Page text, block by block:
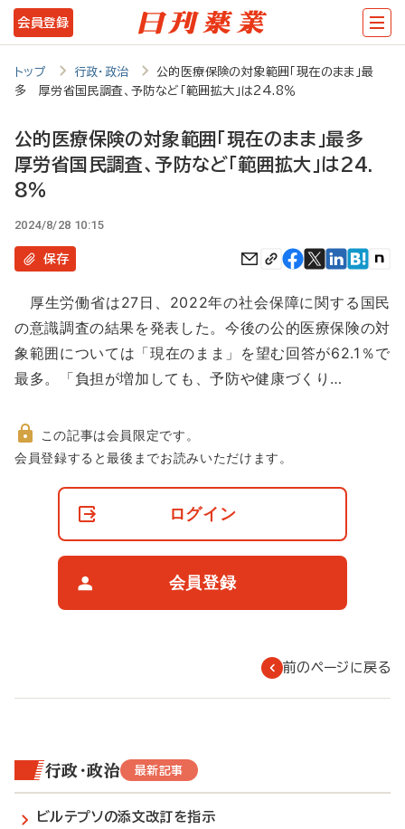
メ
イ
に
移
会員登録
トップ 行政・政治
公的医療保険の対象範囲「現在のまま」最
多 厚労省国民調査、予防など「範囲拡大」は24.8％
公的医療保険の対象範囲「現在のまま」最多
厚労省国民調査、予防など「範囲拡大」は24.
8％
2024/8/28 10:15
保存
厚生労働省は27日、2022年の社会保障に関する国民
の意識調査の結果を発表した。今後の公的医療保険の対
象範囲については「現在のまま」を望む回答が62.1％で
最多。「負担が増加しても、予防や健康づくり…
非
この記事は会員限定です。
会員登録すると最後までお読みいただけます。
ログイン
会員登録
前のページに戻る
行政・政治 最新記事
ビルテプソの添文改訂を指示